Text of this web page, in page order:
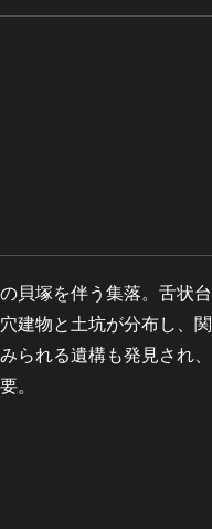
貝塚を伴う集落。舌状
建物と土坑が分布し、
られる遺構も発見され
。